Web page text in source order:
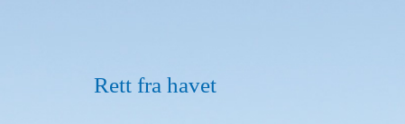
Rett fra havet